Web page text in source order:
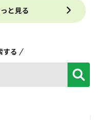
と見る
する